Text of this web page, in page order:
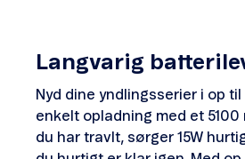
Langvarig
Nyd dine yndlingsserier i op til
enkelt opladning med et 5100
du har travlt, sørger 15W